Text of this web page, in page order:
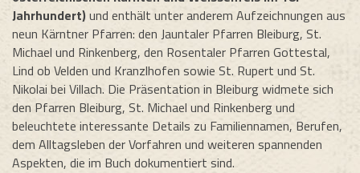
Jahrhundert)und enthält unter anderem Aufzeichnungen aus
neun Kärntner Pfarren: den Jauntaler Pfarren Bleiburg, St.
Michael und Rinkenberg, den Rosentaler Pfarren Gottestal,
Lind ob Velden und Kranzlhofen sowie St. Rupert und St.
Nikolai bei Villach. Die Präsentation in Bleiburg widmete sich
den Pfarren Bleiburg, St. Michael und Rinkenberg und
beleuchtete interessante Details zu Familiennamen, Berufen,
dem Alltagsleben der Vorfahren und weiteren spannenden
Aspekten, die im Buch dokumentiert sind.